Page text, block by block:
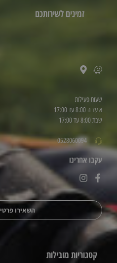
קטגוריות מובילות
זמינים לשירותכם
שעות פעילות
א עד ה 8:00 עד 17:00
שבת 8:00 עד 17:00
0528060094
עקבו אחרינו
השאירו